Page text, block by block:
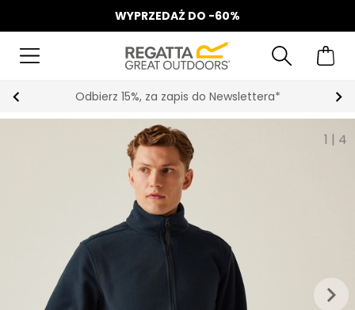
WYPRZEDAŻ DO -60%
Odbierz 15%, za zapis do Newslettera*
1 | 4
keyboard_arrow_right